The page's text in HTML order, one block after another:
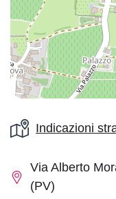
Indicazioni
Via Alberto
(PV)